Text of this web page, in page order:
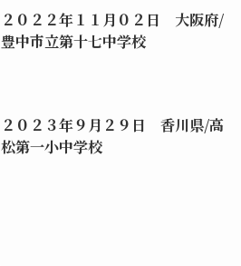
２０２２年１１月０２日 大阪府/
豊中市立第十七中学校
２０２３年９月２９日 香川県/高
松第一小中学校